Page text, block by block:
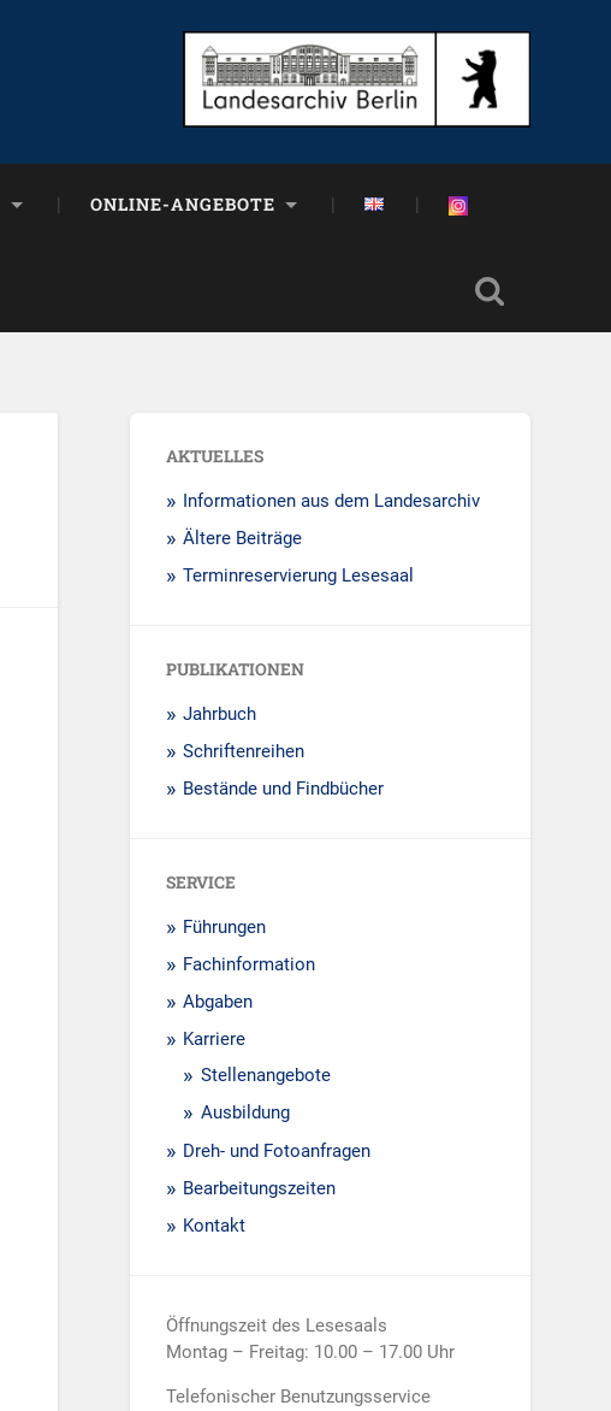
ONLINE-ANGEBOTE
AKTUELLES
Informationen aus dem Landesarchiv
Ältere Beiträge
Terminreservierung Lesesaal
PUBLIKATIONEN
Jahrbuch
Schriftenreihen
Bestände und Findbücher
SERVICE
Führungen
Fachinformation
Abgaben
Karriere
Stellenangebote
Ausbildung
Dreh- und Fotoanfragen
Bearbeitungszeiten
Kontakt
Öffnungszeit des Lesesaals
Montag – Freitag: 10.00 – 17.00 Uhr
Telefonischer Benutzungsservice